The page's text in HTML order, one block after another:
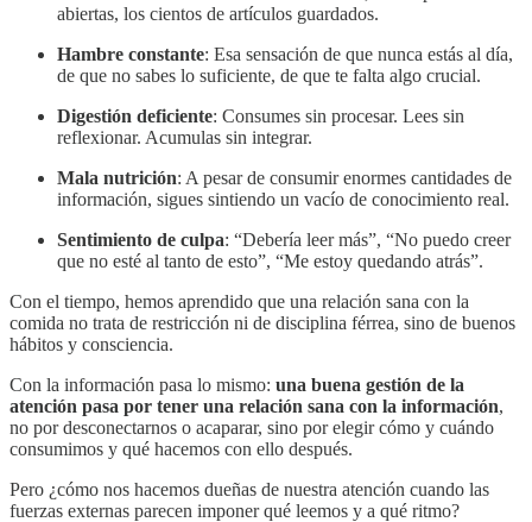
abiertas, los cientos de artículos guardados.
Hambre constante: Esa sensación de que nunca estás al día,
de que no sabes lo suficiente, de que te falta algo crucial.
Digestión deficiente: Consumes sin procesar. Lees sin
reflexionar. Acumulas sin integrar.
Mala nutrición: A pesar de consumir enormes cantidades de
información, sigues sintiendo un vacío de conocimiento real.
Sentimiento de culpa: “Debería leer más”, “No puedo creer
que no esté al tanto de esto”, “Me estoy quedando atrás”.
Con el tiempo, hemos aprendido que una relación sana con la
comida no trata de restricción ni de disciplina férrea, sino de buenos
hábitos y consciencia.
Con la información pasa lo mismo: una buena gestión de la
atención pasa por tener una relación sana con la información,
no por desconectarnos o acaparar, sino por elegir cómo y cuándo
consumimos y qué hacemos con ello después.
Pero ¿cómo nos hacemos dueñas de nuestra atención cuando las
fuerzas externas parecen imponer qué leemos y a qué ritmo?